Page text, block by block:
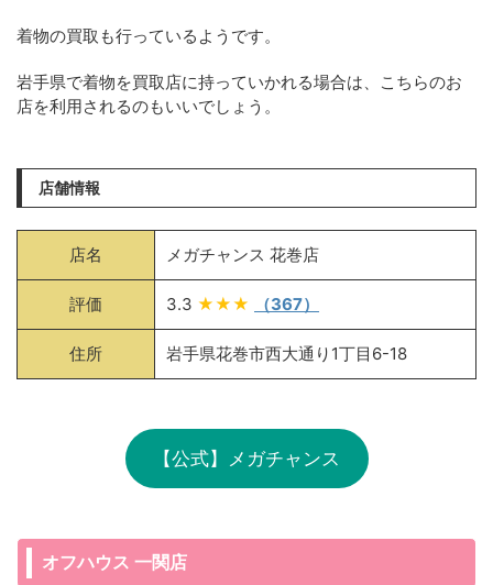
着物の買取も行っているようです。
岩手県で着物を買取店に持っていかれる場合は、こちらのお
店を利用されるのもいいでしょう。
店舗情報
店名 メガチャンス 花巻店
評価 3.3 ★★★ （367）
住所 岩手県花巻市西大通り1丁目6-18
【公式】メガチャンス
オフハウス 一関店